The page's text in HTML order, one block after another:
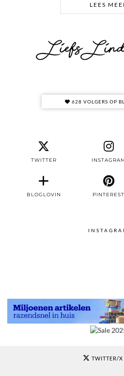
LEES
628 VOLGERS OP
TWITTER
BLOGLOVIN PINTEREST
TWITTER/X